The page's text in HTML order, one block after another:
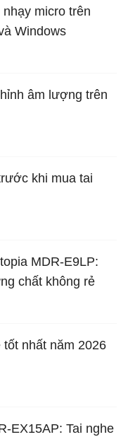
micro trên
Windows
âm lượng trên
khi mua tai
MDR-E9LP:
chất không rẻ
nhất năm 2026
EX15AP: Tai nghe